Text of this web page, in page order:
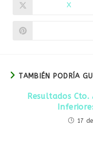
SeX
TAMBIÉN PODRÍA
Resultados
17